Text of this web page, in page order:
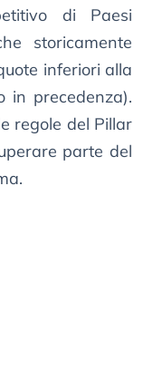
di Paesi
storicamente
inferiori alla
in precedenza).
regole del Pillar
parte del